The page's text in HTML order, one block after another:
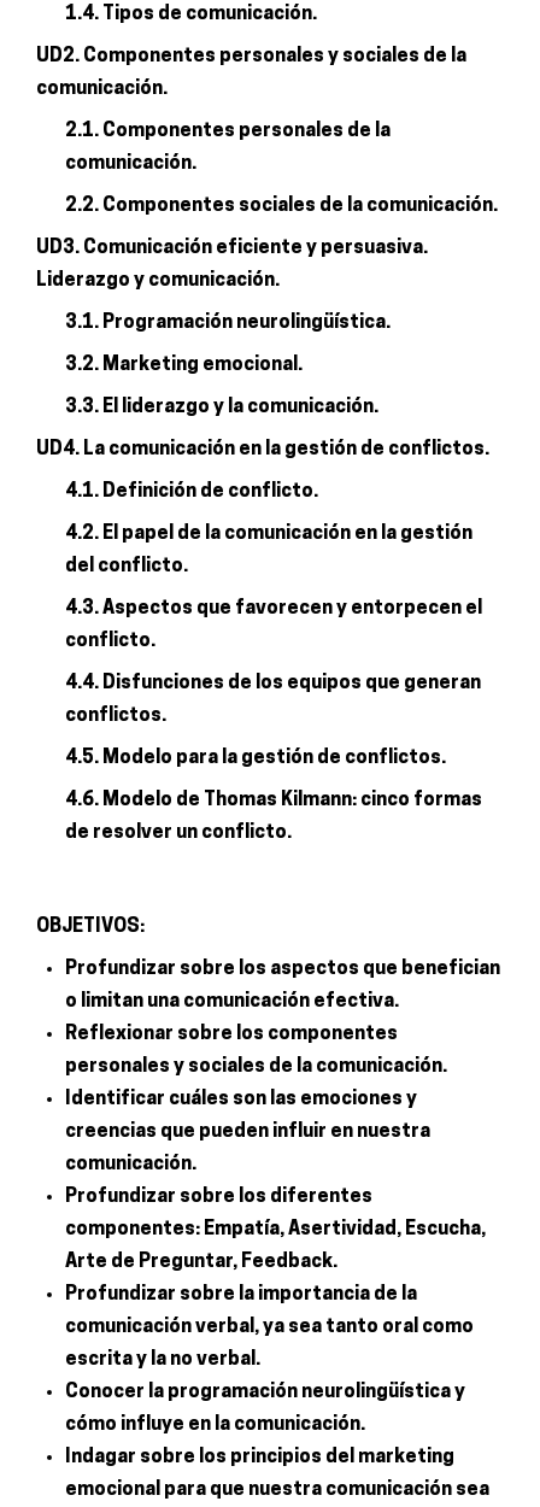
1.4. Tipos de comunicación.
UD2. Componentes personales y sociales de la
comunicación.
2.1. Componentes personales de la
comunicación.
2.2. Componentes sociales de la comunicación.
UD3. Comunicación eficiente y persuasiva.
Liderazgo y comunicación.
3.1. Programación neurolingüística.
3.2. Marketing emocional.
3.3. El liderazgo y la comunicación.
UD4. La comunicación en la gestión de conflictos.
4.1. Definición de conflicto.
4.2. El papel de la comunicación en la gestión
del conflicto.
4.3. Aspectos que favorecen y entorpecen el
conflicto.
4.4. Disfunciones de los equipos que generan
conflictos.
4.5. Modelo para la gestión de conflictos.
4.6. Modelo de Thomas Kilmann: cinco formas
de resolver un conflicto.
OBJETIVOS:
Profundizar sobre los aspectos que benefician
o limitan una comunicación efectiva.
Reflexionar sobre los componentes
personales y sociales de la comunicación.
Identificar cuáles son las emociones y
creencias que pueden influir en nuestra
comunicación.
Profundizar sobre los diferentes
componentes: Empatía, Asertividad, Escucha,
Arte de Preguntar, Feedback.
Profundizar sobre la importancia de la
comunicación verbal, ya sea tanto oral como
escrita y la no verbal.
Conocer la programación neurolingüística y
cómo influye en la comunicación.
Indagar sobre los principios del marketing
emocional para que nuestra comunicación sea